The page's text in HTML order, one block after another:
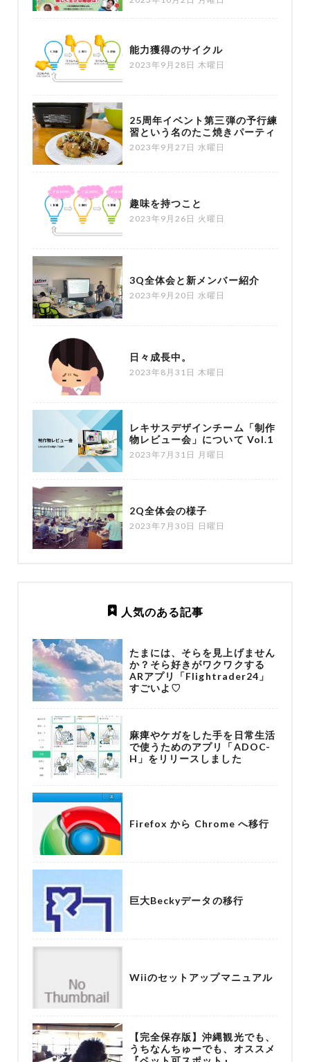
能力獲得のサイクル
2023年9月28日 木曜日
25周年イベント第三弾の予行練
習という名のたこ焼きパーティ
2023年9月27日 水曜日
趣味を持つこと
2023年9月26日 火曜日
3Q全体会と新メンバー紹介
2023年9月20日 水曜日
日々成長中。
2023年8月31日 木曜日
レキサスデザインチーム「制作
物レビュー会」について Vol.1
2023年7月31日 月曜日
2Q全体会の様子
2023年7月30日 日曜日
人気のある記事
たまには、そらを見上げません
か？そら好きがワクワクする
ARアプリ「Flightrader24」
すごいよ♡
麻痺やケガをした手を日常生活
で使うためのアプリ「ADOC-
H」をリリースしました
Firefox から Chrome へ移行
巨大Beckyデータの移行
Wiiのセットアップマニュアル
【完全保存版】沖縄観光でも、
うちなんちゅーでも、オススメ